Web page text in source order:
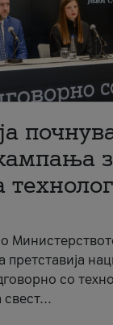
претставија
со
свест...